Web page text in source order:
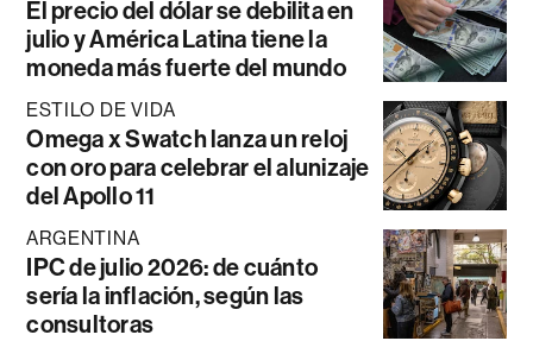
El precio del dólar se debilita en
julio y América Latina tiene la
moneda más fuerte del mundo
ESTILO DE VIDA
Omega x Swatch lanza un reloj
con oro para celebrar el alunizaje
del Apollo 11
ARGENTINA
IPC de julio 2026: de cuánto
sería la inflación, según las
consultoras